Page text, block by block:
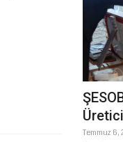
Temmuz 6,